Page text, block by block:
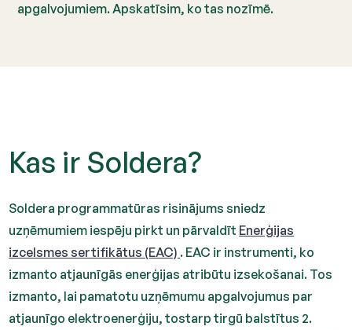
apgalvojumiem. Apskatīsim, ko tas nozīmē.
Kas ir Soldera?
Soldera programmatūras risinājums sniedz
uzņēmumiem iespēju pirkt un pārvaldīt Enerģijas
izcelsmes sertifikātus (EAC) . EAC ir instrumenti, ko
izmanto atjaunīgās enerģijas atribūtu izsekošanai. Tos
izmanto, lai pamatotu uzņēmumu apgalvojumus par
atjaunīgo elektroenerģiju, tostarp tirgū balstītus 2.